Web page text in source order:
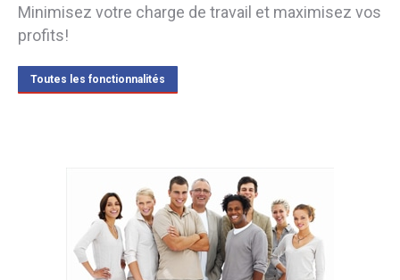
Minimisez votre charge de travail et maximisez vos
profits!
Toutes les fonctionnalités